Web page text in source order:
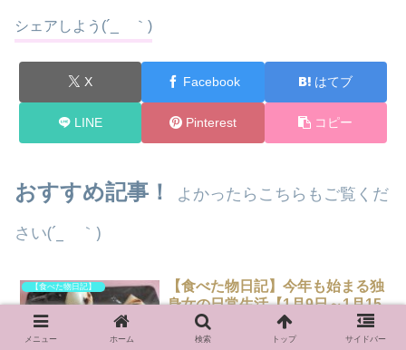
シェアしよう(´_ゝ｀)
X Facebook はてブ
LINE Pinterest コピー
おすすめ記事！
よかったらこちらもご覧くだ
さい(´_ゝ｀)
【食べた物日記】
【食べた物日記】今年も始まる独
身女の日常生活【1月9日～1月15
日】
こんにちは。ふくらはぎです。朝起きる
メニュー ホーム 検索 トップ サイドバー